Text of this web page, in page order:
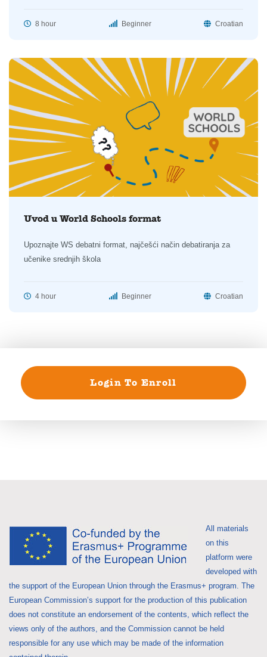
8 hour Beginner Croatian
Uvod u World Schools format
Upoznajte WS debatni format, najčešći način debatiranja za
učenike srednjih škola
4 hour Beginner Croatian
Login To Enroll
All materials
on this
platform were
developed with
the support of the European Union through the Erasmus+ program. The
European Commission’s support for the production of this publication
does not constitute an endorsement of the contents, which reflect the
views only of the authors, and the Commission cannot be held
responsible for any use which may be made of the information